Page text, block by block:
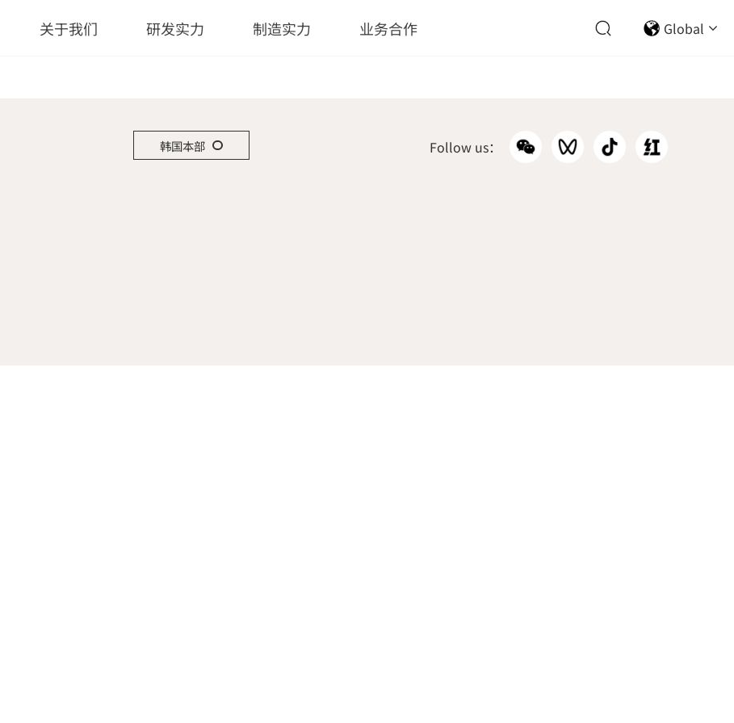
关于我们 研发实力 制造实力 业务合作 Global
韩国本部
Follow us：